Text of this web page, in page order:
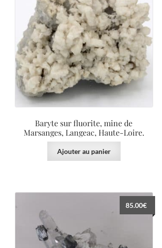
Baryte sur fluorite, mine de
Marsanges, Langeac, Haute-Loire.
Ajouter au panier
85.00€